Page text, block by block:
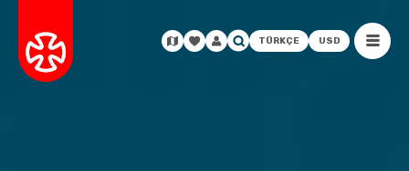
TÜRKÇE USD